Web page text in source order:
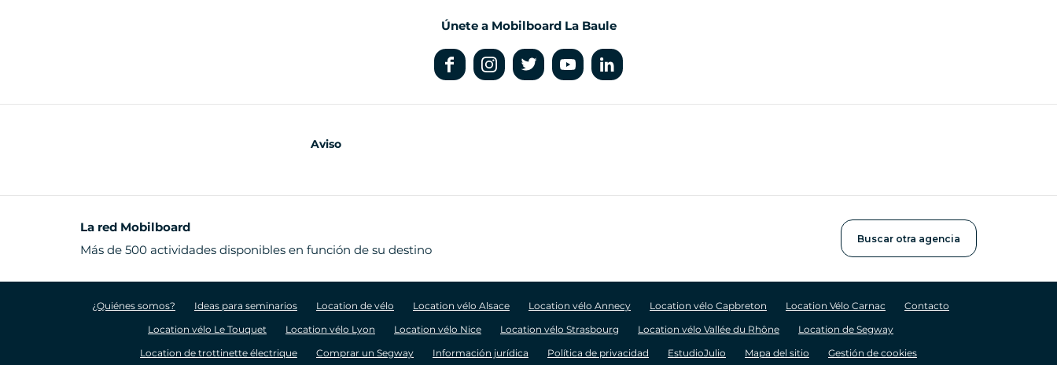
Únete a Mobilboard La Baule
Aviso
La red Mobilboard
Más de 500 actividades disponibles en función de su destino
Buscar otra agencia
¿Quiénes somos? Ideas para seminarios Location de vélo Location vélo Alsace Location vélo Annecy Location vélo Capbreton Location Vélo Carnac
Contacto
Location vélo Le Touquet
Location vélo Lyon Location vélo Nice Location vélo Strasbourg Location vélo Vallée du Rhône
Location de Segway
Location de trottinette électrique
Comprar un Segway Información jurídica Política de privacidad EstudioJulio Mapa del sitio Gestión de cookies